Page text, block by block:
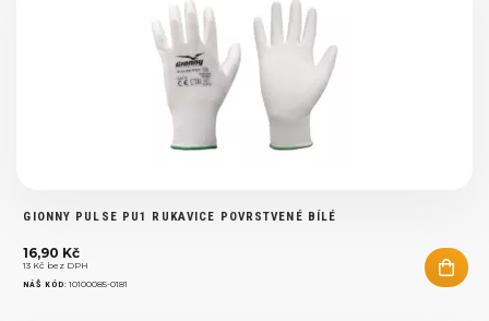
GIONNY PULSE PU1 RUKAVICE POVRSTVENÉ BÍLÉ
16,90 Kč
13 Kč bez DPH
NÁŠ KÓD:10100085-0181